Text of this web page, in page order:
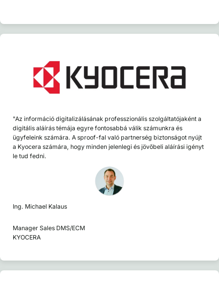
"Az információ digitalizálásának professzionális szolgáltatójaként a
digitális aláírás témája egyre fontosabbá válik számunkra és
ügyfeleink számára. A sproof-fal való partnerség biztonságot nyújt
a Kyocera számára, hogy minden jelenlegi és jövőbeli aláírási igényt
le tud fedni.
Ing. Michael Kalaus
Manager Sales DMS/ECM
KYOCERA